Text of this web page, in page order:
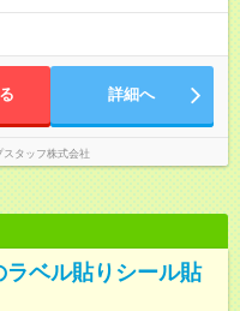
詳細へ
タッフ株式会社
ラベル貼りシール貼